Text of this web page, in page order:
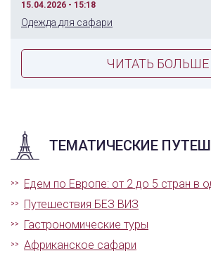
15.04.2026 - 15:18
Одежда для сафари
ЧИТАТЬ БОЛЬШЕ
ТЕМАТИЧЕСКИЕ
Едем по Европе: от 2 до 5 стран в
Путешествия БЕЗ ВИЗ
Гастрономические туры
Африканское сафари